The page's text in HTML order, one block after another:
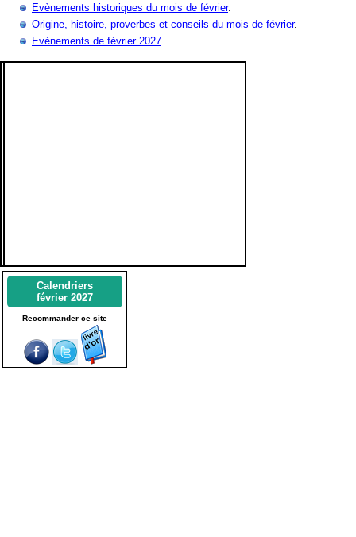
Evènements historiques du mois de février.
Origine, histoire, proverbes et conseils du mois de février.
Evénements de février 2027.
Calendriers
février 2027
Recommander ce site